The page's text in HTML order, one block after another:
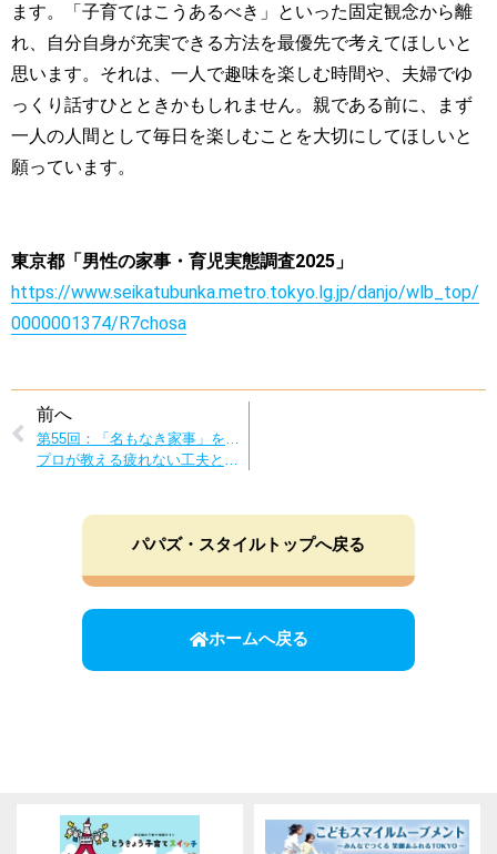
ます。「子育てはこうあるべき」といった固定観念から離
れ、自分自身が充実できる方法を最優先で考えてほしいと
思います。それは、一人で趣味を楽しむ時間や、夫婦でゆ
っくり話すひとときかもしれません。親である前に、まず
一人の人間として毎日を楽しむことを大切にしてほしいと
願っています。
東京都「男性の家事・育児実態調査2025」
https://www.seikatubunka.metro.tokyo.lg.jp/danjo/wlb_top/
0000001374/R7chosa
前へ
プロが教える疲れない工夫とテクニック
パパズ・スタイルトップへ戻る
ホームへ戻る